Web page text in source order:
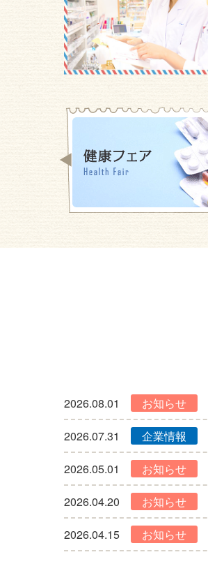
2026.08.01 お知らせ
2026.07.31 企業情報
2026.05.01 お知らせ
2026.04.20 お知らせ
2026.04.15 お知らせ